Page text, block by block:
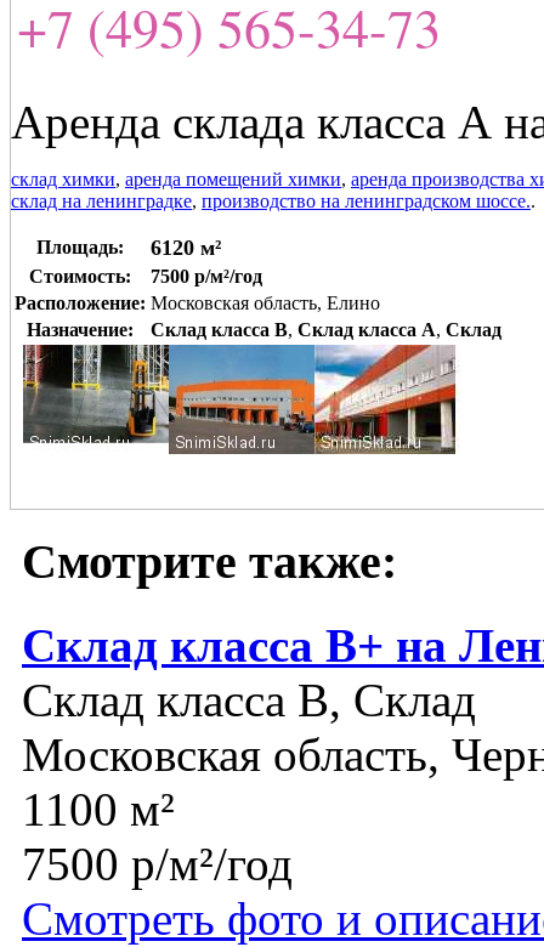
+7 (495) 565-34-73
Аренда склада класса А
склад химки, аренда помещений химки, аренда производства
склад на ленинградке, производство на ленинградском шоссе..
Площадь: 6120 м²
Стоимость:
7500 р/м²/год
Расположение: Московская область, Елино
Назначение:
Склад класса B, Склад класса A, Склад
Смотрите также:
Склад класса В+ на
Склад класса B, Склад
Московская область,
1100 м²
7500 р/м²/год
Смотреть фото и